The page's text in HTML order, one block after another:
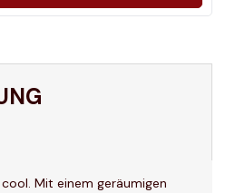
Mit einem geräumigen